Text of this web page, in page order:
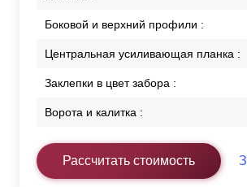
Боковой и верхний профили :
Центральная усиливающая планка :
Заклепки в цвет забора :
Ворота и калитка :
Рассчитать стоимость